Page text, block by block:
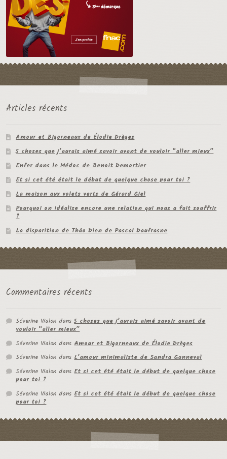
Articles récents
Amour et Bigorneaux de Élodie Drèges
5 choses que j’aurais aimé savoir avant de vouloir “aller mieux”
Enfer dans le Médoc de Benoit Demortier
Et si cet été était le début de quelque chose pour toi ?
La maison aux volets verts de Gérard Giel
Pourquoi on idéalise encore une relation qui nous a fait souffrir
?
La disparition de Thâo Dien de Pascal Daufrasne
Commentaires récents
Séverine Vialon dans5 choses que j’aurais aimé savoir avant de
vouloir “aller mieux”
Séverine Vialon dans Amour et Bigorneaux de Élodie Drèges
Séverine Vialon dansL’amour minimaliste de Sandra Ganneval
Séverine Vialon dansEt si cet été était le début de quelque chose
pour toi ?
Séverine Vialon dansEt si cet été était le début de quelque chose
pour toi ?